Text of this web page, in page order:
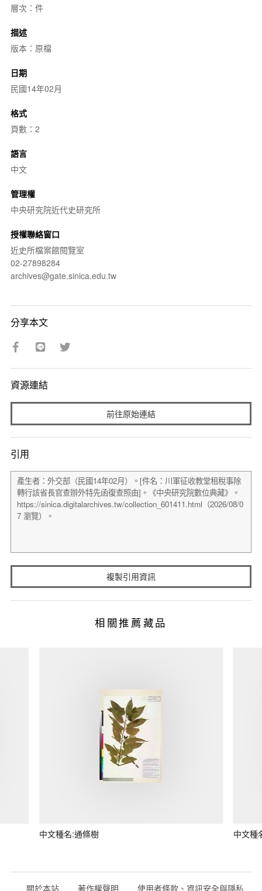
層次：件
描述
版本：原檔
日期
民國14年02月
格式
頁數：2
語言
中文
管理權
中央研究院近代史研究所
授權聯絡窗口
近史所檔案館閱覽室
02-27898284
archives@gate.sinica.edu.tw
分享本文
資源連結
前往原始連結
引用
複製引用資訊
相關推薦藏品
中文種名:通條樹 中文種
關於本站 著作權聲明 使用者條款、資訊安全與隱私